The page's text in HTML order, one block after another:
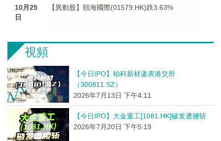
10月25
日
【異動股】頤海國際(01579.HK)跌3.63%
視頻
【今日IPO】铂科新材递表港交所
（300811.SZ）
2026年7月13日 下午4:11
【今日IPO】大金重工[1081.HK]破发遭腰斩
2026年7月20日 下午5:19